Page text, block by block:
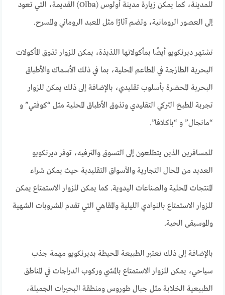
للمدينة، كما يمكن زيارة مدينة أولوس (Olba) القديمة، التي تعود
إلى العصور الرومانية، وتضم آثارًا مثل المعبد الروماني والمسرح.
تشتهر ديرنكويو أيضًا بمأكولاتها اللذيذة، يمكن للزوار تذوق المأكولات
البحرية الطازجة في المطاعم المحلية، بما في ذلك الأسماك والأطباق
البحرية المحضرة بأسلوب تقليدي، بالإضافة إلى ذلك يمكن للزوار
تجربة المطبخ التركي التقليدي وتذوق الأطباق المحلية مثل “كوفتي” و
“مانجال” و “باكلافا”.
للمسافرين الذين يتطلعون إلى التسوق والترفيه، توفر ديرنكويو
العديد من المحال التجارية والأسواق التقليدية حيث يمكن شراء
المنتجات المحلية والصناعات اليدوية. كما يمكن للزوار الاستمتاع يمكن
للزوار الاستمتاع بالنوادي الليلية والمقاهي التي تقدم المشروبات الشهية
والموسيقى الحية.
بالإضافة إلى ذلك تعتبر الطبيعة المحيطة بديرنكويو مهمة جذب
سياحي، يمكن للزوار الاستمتاع بالمشي وركوب الدراجات في المناطق
الطبيعية الخلابة مثل جبال طوروس ومنطقة البحيرات الجميلة،